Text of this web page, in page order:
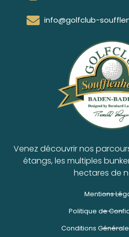
info@golfclub-
Venez découvrir nos
étangs, les multiples
hectares de
Mentions
Politique de
Conditions